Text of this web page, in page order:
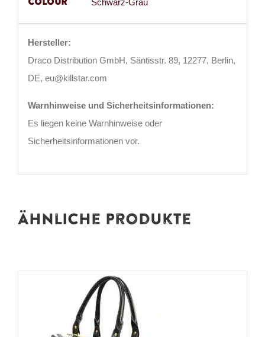
Hersteller:
Draco Distribution GmbH, Säntisstr. 89, 12277, Berlin,
DE, eu@killstar.com
Warnhinweise und Sicherheitsinformationen:
Es liegen keine Warnhinweise oder
Sicherheitsinformationen vor.
Ähnliche Produkte